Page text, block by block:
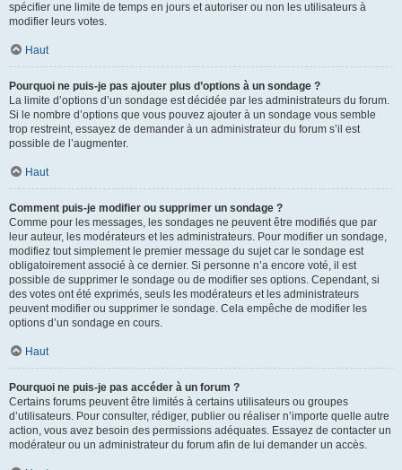
spécifier une limite de temps en jours et autoriser ou non les utilisateurs à
modifier leurs votes.
Haut
Pourquoi ne puis-je pas ajouter plus d’options à un sondage ?
La limite d’options d’un sondage est décidée par les administrateurs du forum.
Si le nombre d’options que vous pouvez ajouter à un sondage vous semble
trop restreint, essayez de demander à un administrateur du forum s’il est
possible de l’augmenter.
Haut
Comment puis-je modifier ou supprimer un sondage ?
Comme pour les messages, les sondages ne peuvent être modifiés que par
leur auteur, les modérateurs et les administrateurs. Pour modifier un sondage,
modifiez tout simplement le premier message du sujet car le sondage est
obligatoirement associé à ce dernier. Si personne n’a encore voté, il est
possible de supprimer le sondage ou de modifier ses options. Cependant, si
des votes ont été exprimés, seuls les modérateurs et les administrateurs
peuvent modifier ou supprimer le sondage. Cela empêche de modifier les
options d’un sondage en cours.
Haut
Pourquoi ne puis-je pas accéder à un forum ?
Certains forums peuvent être limités à certains utilisateurs ou groupes
d’utilisateurs. Pour consulter, rédiger, publier ou réaliser n’importe quelle autre
action, vous avez besoin des permissions adéquates. Essayez de contacter un
modérateur ou un administrateur du forum afin de lui demander un accès.